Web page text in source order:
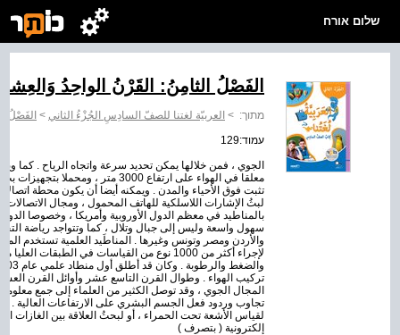
שלום אורח
الفَصْلُ الثامِنُ: القَرْنُ الواحِدُ
מתוך: > العربيّة لغتنا للصفّ السادِسِ الجُزْءُ الثاني > الفَصْلُ
עמוד:129
الجوي ، فمن خلالها يمكن تحديد سرعة واتجاه الرياح . كما
معلقا في الهواء على ارتفاع 3000
تثبت فوق الأحياء والمدن . ويمكنه أيضا أن يكون محطة
لبثُ الإشارات اللاسلكية للهاتف المحمول ، ومجال الاتصالات
بالمناطيد في معظم الدول الأوروبية وأمريكا ، وخصوصا
سهول واسعة وليس إلى جبال وتلال ، كما وتتواجد رياضة
والأردن ومصر وتونس وغيرها . المناطَيد العلمية تستخدم
لإجراء أكثر من 1000 نوع من القياسات في
تركيب الهواء . وطوال القرن التاسع عشر وأوائل القرن
المجال الجوي ، وقد توصل الكثير من العلماء إلى جمع
تجاوب وردود فعل الجسم البشري على الارتفاعات العالية .
لقياس الأشعة تحت الحمراء ، أو لبحثُ العلاقة بين الغازات
إلكترونية ( بتصرف )